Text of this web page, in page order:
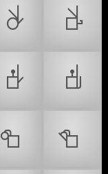
𝠟
𝠠
𝠤
𝠥
𝠩
𝠪